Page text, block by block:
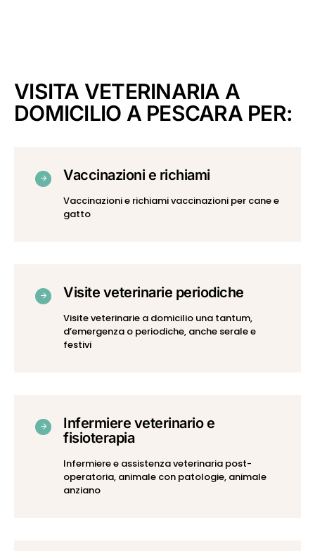
VISITA VETERINARIA A
DOMICILIO A PESCARA PER:
Vaccinazioni e richiami
Vaccinazioni e richiami vaccinazioni per cane e
gatto
Visite veterinarie periodiche
Visite veterinarie a domicilio una tantum,
d’emergenza o periodiche, anche serale e
festivi
Infermiere veterinario e
fisioterapia
Infermiere e assistenza veterinaria post-
operatoria, animale con patologie, animale
anziano